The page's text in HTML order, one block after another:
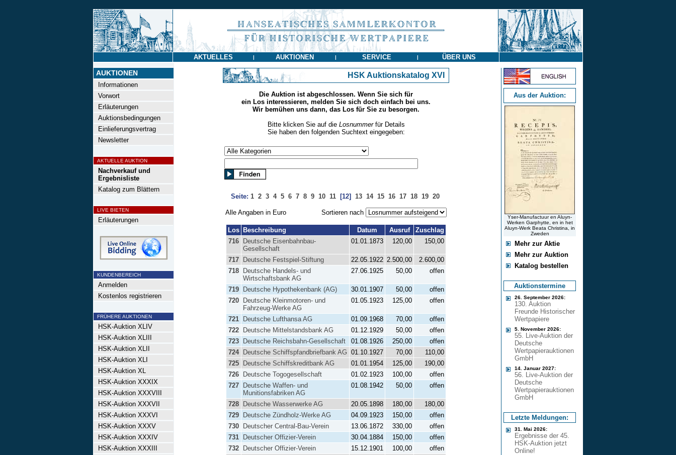
AKTUELLES | AUKTIONEN | SERVICE | ÜBER UNS
AUKTIONEN
Informationen
Vorwort
Erläuterungen
Auktionsbedingungen
Einlieferungsvertrag
Newsletter
AKTUELLE AUKTION
Nachverkauf und
Ergebnisliste
Katalog zum Blättern
LIVE BIETEN
Erläuterungen
KUNDENBEREICH
Anmelden
Kostenlos registrieren
FRÜHERE AUKTIONEN
HSK-Auktion XLIV
HSK-Auktion XLIII
HSK-Auktion XLII
HSK-Auktion XLI
HSK-Auktion XL
HSK-Auktion XXXIX
HSK-Auktion XXXVIII
HSK-Auktion XXXVII
HSK-Auktion XXXVI
HSK-Auktion XXXV
HSK-Auktion XXXIV
HSK-Auktion XXXIII
HSK Auktionskatalog XVI
Die Auktion ist abgeschlossen. Wenn Sie sich für
ein Los interessieren, melden Sie sich doch einfach bei uns.
Wir bemühen uns dann, das Los für Sie zu besorgen.
Bitte klicken Sie auf die Losnummerfür Details
Sie haben den folgenden Suchtext eingegeben:
Seite: 1 2 3 4 5 6 7 8 9 10 11 [12] 13 14 15 16 17 18 19 20
Alle Angaben in Euro Sortieren nach
Los Beschreibung Datum Ausruf
Zuschlag
716
Deutsche Eisenbahnbau-
Gesellschaft
01.01.1873 120,00 150,00
717 Deutsche Festspiel-Stiftung 22.05.1922 2.500,00
2.600,00
718
Deutsche Handels- und
Wirtschaftsbank AG
27.06.1925 50,00 offen
719 Deutsche Hypothekenbank (AG) 30.01.1907 50,00
offen
720
Deutsche Kleinmotoren- und
Fahrzeug-Werke AG
01.05.1923 125,00 offen
721 Deutsche Lufthansa AG 01.09.1968 70,00
offen
722
Deutsche Mittelstandsbank AG 01.12.1929 50,00
offen
723
Deutsche Reichsbahn-Gesellschaft 01.08.1926 250,00
offen
724
Deutsche Schiffspfandbriefbank AG 01.10.1927 70,00
110,00
725
Deutsche Schiffskreditbank AG 01.01.1954 125,00
190,00
726
Deutsche Togogesellschaft 01.02.1923 100,00
offen
727
Deutsche Waffen- und
Munitionsfabriken AG
01.08.1942 50,00 offen
728 Deutsche Wasserwerke AG 20.05.1898 180,00
180,00
729
Deutsche Zündholz-Werke AG 04.09.1923 150,00
offen
730
Deutscher Central-Bau-Verein 13.06.1872 330,00
offen
731
Deutscher Offizier-Verein 30.04.1884 150,00
offen
732
Deutscher Offizier-Verein 15.12.1901 100,00
offen
Aus der Auktion:
Yser-Manufactuur en Aluyn-
Werken Garphytte, en in het
Aluyn-Werk Beata Christina, in
Zweden
Mehr zur Aktie
Mehr zur Auktion
Katalog bestellen
Auktionstermine
26. September 2026:
130. Auktion
Freunde Historischer
Wertpapiere
5. November 2026:
55. Live-Auktion der
Deutsche
Wertpapierauktionen
GmbH
14. Januar 2027:
56. Live-Auktion der
Deutsche
Wertpapierauktionen
GmbH
Letzte Meldungen:
31. Mai 2026:
Ergebnisse der 45.
HSK-Auktion jetzt
Online!